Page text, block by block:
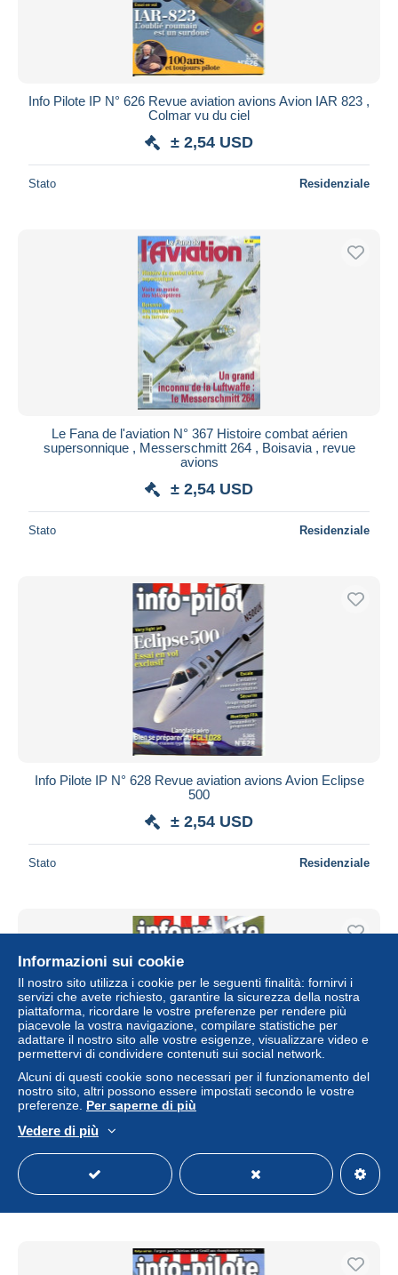
Info Pilote IP N° 626 Revue aviation avions Avion IAR 823 ,
Colmar vu du ciel
± 2,54 USD
Stato Residenziale
Le Fana de l'aviation N° 367 Histoire combat aérien
supersonnique , Messerschmitt 264 , Boisavia , revue
avions
± 2,54 USD
Stato Residenziale
Info Pilote IP N° 628 Revue aviation avions Avion Eclipse
500
± 2,54 USD
Stato Residenziale
Info Pilote IP N° 629 Revue aviation avions Avion AT 3 ,
± 2,54 USD
Stato Residenziale
Informazioni sui cookie
Il nostro sito utilizza i cookie per le seguenti finalità: fornirvi i
servizi che avete richiesto, garantire la sicurezza della nostra
piattaforma, ricordare le vostre preferenze per rendere più
piacevole la vostra navigazione, compilare statistiche per
adattare il nostro sito alle vostre esigenze, visualizzare video e
permettervi di condividere contenuti sui social network.
Alcuni di questi cookie sono necessari per il funzionamento del
nostro sito, altri possono essere impostati secondo le vostre
preferenze. Per saperne di più
Vedere di più